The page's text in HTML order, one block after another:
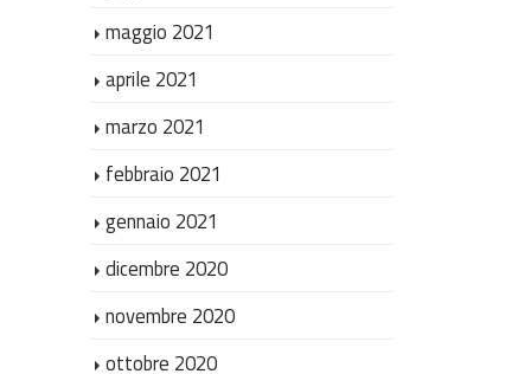
maggio 2021
aprile 2021
marzo 2021
febbraio 2021
gennaio 2021
dicembre 2020
novembre 2020
ottobre 2020